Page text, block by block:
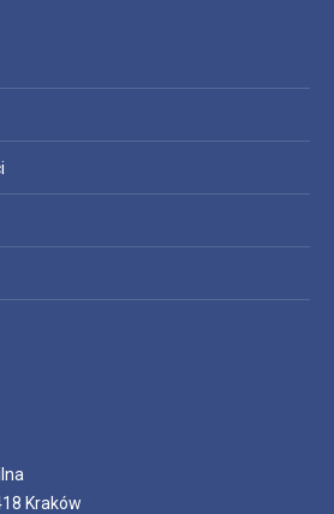
Kraków